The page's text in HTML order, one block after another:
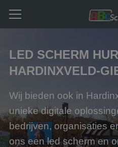
LED SCHERM
HARDINXVELD-
Wij bieden ook in
unieke digitale
bedrijven, organisaties
ons een led scherm en